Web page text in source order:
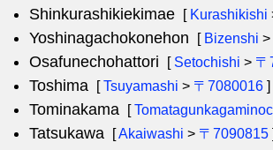
Shinkurashikiekimae [ Kurashikishi
Yoshinagachokonehon [ Bizenshi >
Osafunechohattori [ Setochishi > 〒
Toshima [Tsuyamashi > 〒7080016 ]
Tominakama [
Tatsukawa [Akaiwashi > 〒7090815 ]